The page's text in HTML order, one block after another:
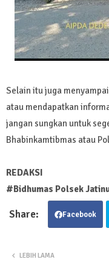
Selain itu juga
atau mendapatkan
jangan sungkan untuk
Bhabinkamtibmas atau
REDAKSI
#Bidhumas Polsek
Facebook
LEBIH LAMA